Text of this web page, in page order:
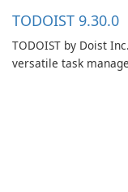
TODOIST 9.30.0
TODOIST by Doist
versatile task